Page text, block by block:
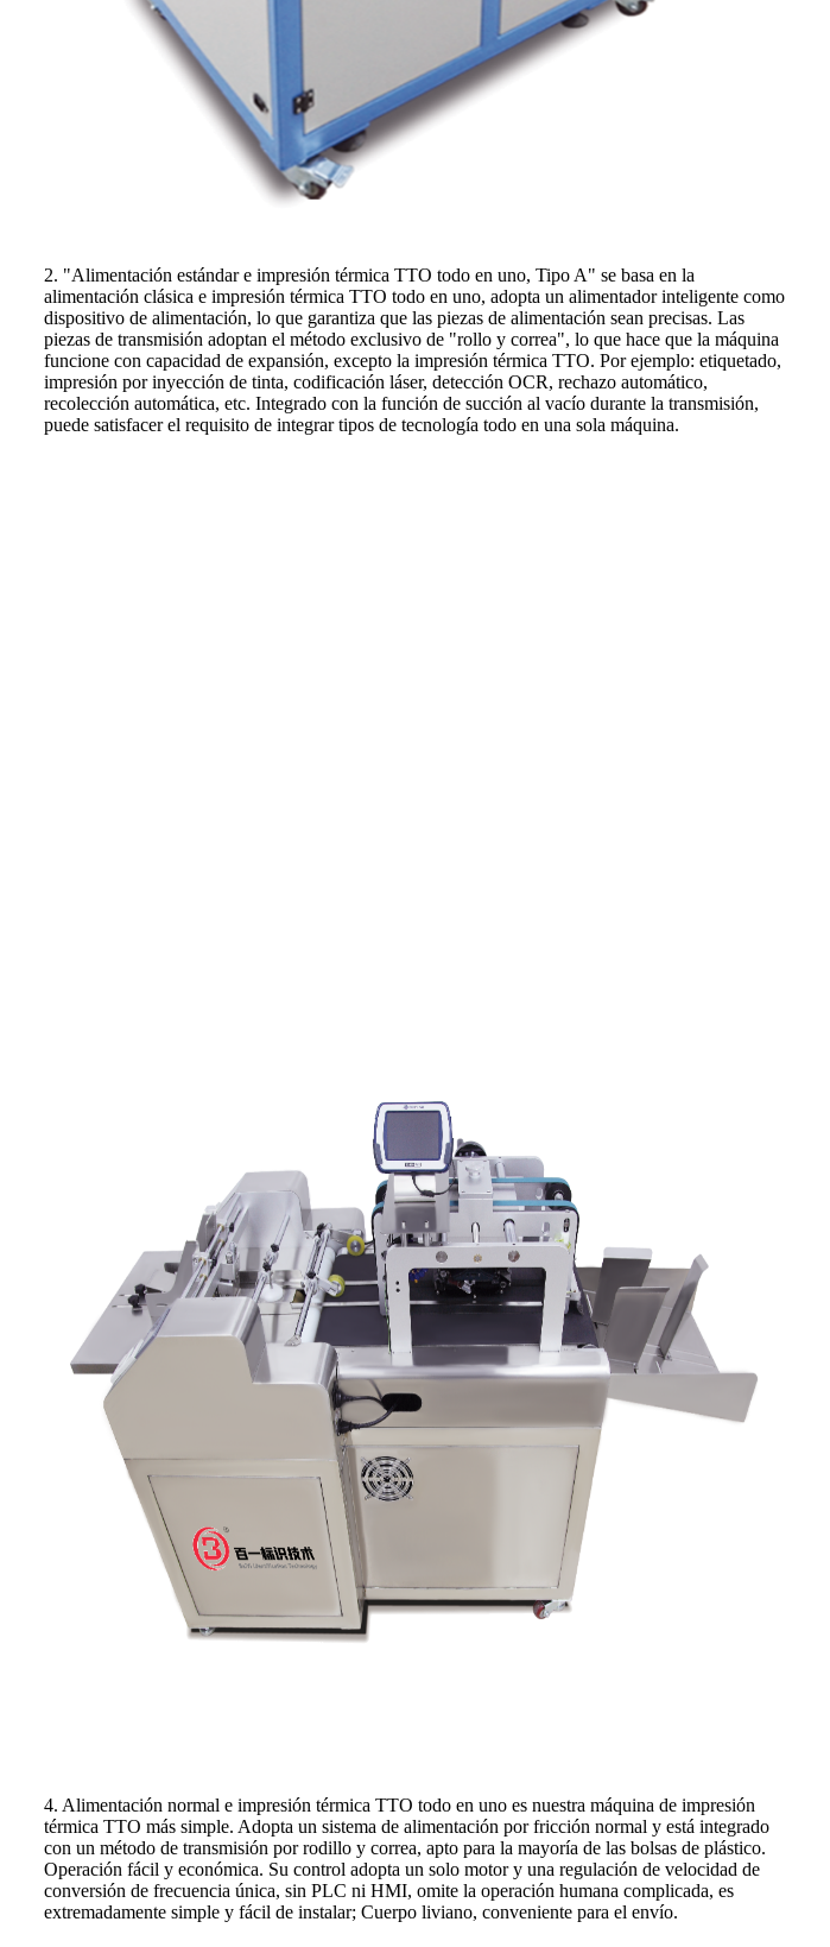
2. "Alimentación estándar e impresión térmica TTO todo en uno, Tipo A" se basa en la
alimentación clásica e impresión térmica TTO todo en uno, adopta un alimentador inteligente como
dispositivo de alimentación, lo que garantiza que las piezas de alimentación sean precisas. Las
piezas de transmisión adoptan el método exclusivo de "rollo y correa", lo que hace que la máquina
funcione con capacidad de expansión, excepto la impresión térmica TTO. Por ejemplo: etiquetado,
impresión por inyección de tinta, codificación láser, detección OCR, rechazo automático,
recolección automática, etc. Integrado con la función de succión al vacío durante la transmisión,
puede satisfacer el requisito de integrar tipos de tecnología todo en una sola máquina.
4. Alimentación normal e impresión térmica TTO todo en uno es nuestra máquina de impresión
térmica TTO más simple. Adopta un sistema de alimentación por fricción normal y está integrado
con un método de transmisión por rodillo y correa, apto para la mayoría de las bolsas de plástico.
Operación fácil y económica. Su control adopta un solo motor y una regulación de velocidad de
conversión de frecuencia única, sin PLC ni HMI, omite la operación humana complicada, es
extremadamente simple y fácil de instalar; Cuerpo liviano, conveniente para el envío.